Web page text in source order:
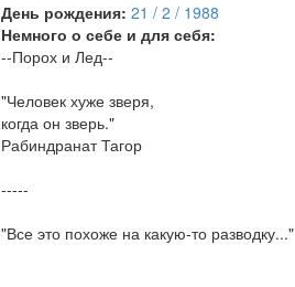
День рождения: 21 / 2 / 1988
Немного о себе и для себя:
--Порох и Лед--
"Человек хуже зверя,
когда он зверь."
Рабиндранат Тагор
-----
"Все это похоже на какую-то разводку..."